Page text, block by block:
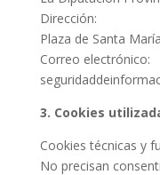
Dirección:
Plaza de Santa
Correo electrónico:
3. Cookies
Cookies técnicas y
No precisan